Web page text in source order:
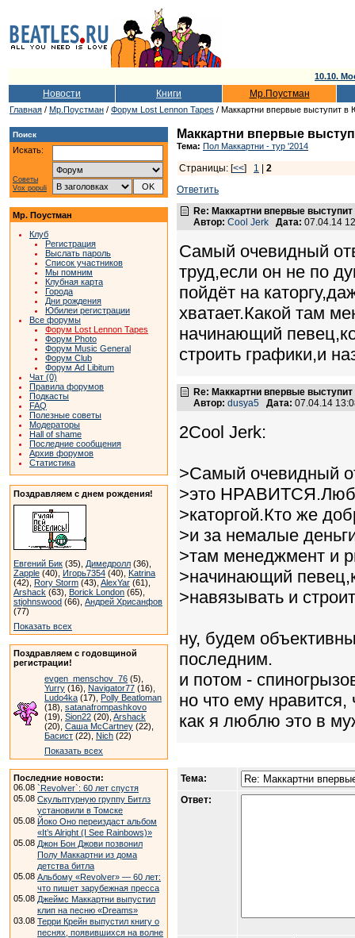
10.10.
Новости Книги Мр.Поустман
Главная / Мр.Поустман / Форум Lost Lennon Tapes / Маккартни впервые выступит в
Поиск
Искать:
Советы
Vox populi
Мр. Поустман
Клуб
Регистрация
Выслать пароль
Список участников
Мы помним
Клубная карта
Города
Дни рождения
Юбилеи регистрации
Все форумы
Форум Lost Lennon Tapes
Форум Photo
Форум Music General
Форум Club
Форум Ad Libitum
Чат (0)
Правила форумов
Подкасты
FAQ
Полезные советы
Модераторы
Hall of shame
Последние сообщения
Архив форумов
Статистика
Поздравляем с днем рождения!
Евгений Бик (35), Димедролл (36),
Zapple (40), Игорь7354 (40), Katrina
(42), Rory Storm (43), AlexYar (61),
Arshack (63), Borick London (65),
stjohnswood (66), Андрей Хрисанфов
(77)
Показать всех
Поздравляем с годовщиной
регистрации!
evgen_menschov_76 (5),
Yurry (16), Navigator77 (16),
Ludo4ka (17), Polly Beatloman
(18), satanafrompashkovo
(19), Sion22 (20), Arshack
(20), Саша McCartney (22),
Басист (22), Nich (22)
Показать всех
Последние новости:
06.08 `Revolver`: 60 лет спустя
05.08 Скульптурную группу Битлз
установили в Томске
05.08 Йоко Оно переиздаст альбом
«It’s Alright (I See Rainbows)»
05.08 Джон Бон Джови позвонил
Полу Маккартни из дома
детства битла
05.08 Альбому «Revolver» — 60 лет:
что пишет зарубежная пресса
05.08 Джеймс Маккартни выпустил
клип на песню «Dreams»
03.08 Терри Крейн выпустил книгу о
песнях, появившихся на волне
Маккартни впервые
Тема: Пол Маккартни - тур '2014
Страницы: [<<] 1
2
Ответить
Re: Маккартни впервые
Автор: Cool Jerk Дата: 07.04.14
Самый очевидный
труд,если он не по
пойдёт на
хватает.Какой там
начинающий
строить графики,и
Re: Маккартни впервые
Автор: dusya5 Дата: 07.04.14
2Cool Jerk:
>Самый очевидный
>это
>каторгой.Кто же
>и за немалые
>там менеджмент и
>начинающий
>навязывать и
ну, будем
последним.
и потом -
но что ему
как я люблю это в
Тема:
Ответ: